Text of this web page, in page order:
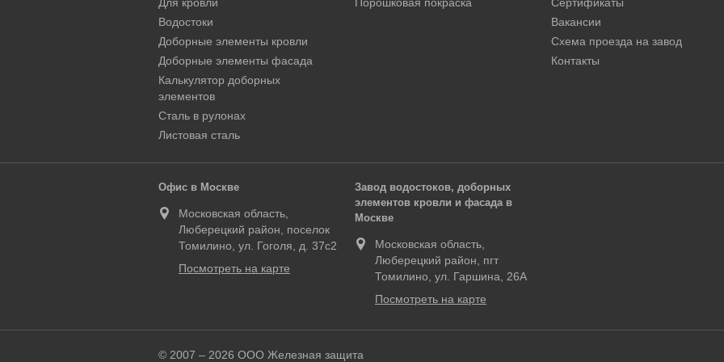
Водостоки
Доборные элементы кровли
Доборные элементы фасада
Калькулятор доборных
элементов
Сталь в рулонах
Листовая сталь
Вакансии
Схема проезда на завод
Контакты
Офис в Москве
Московская область,
Люберецкий район, поселок
Томилино, ул. Гоголя, д. 37с2
Посмотреть на карте
Завод водостоков, доборных
элементов кровли и фасада в
Москве
Московская область,
Люберецкий район, пгт
Томилино, ул. Гаршина, 26А
Посмотреть на карте
© 2007 – 2026 ООО Железная защита